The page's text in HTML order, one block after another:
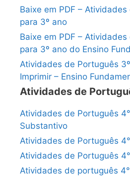
Baixe em PDF –
para 3º ano
Baixe em PDF –
para 3º ano do Ensino
Atividades de Português
Imprimir – Ensino
Atividades de
Atividades de Português
Substantivo
Atividades de Português
Atividades de Português
Atividades de português